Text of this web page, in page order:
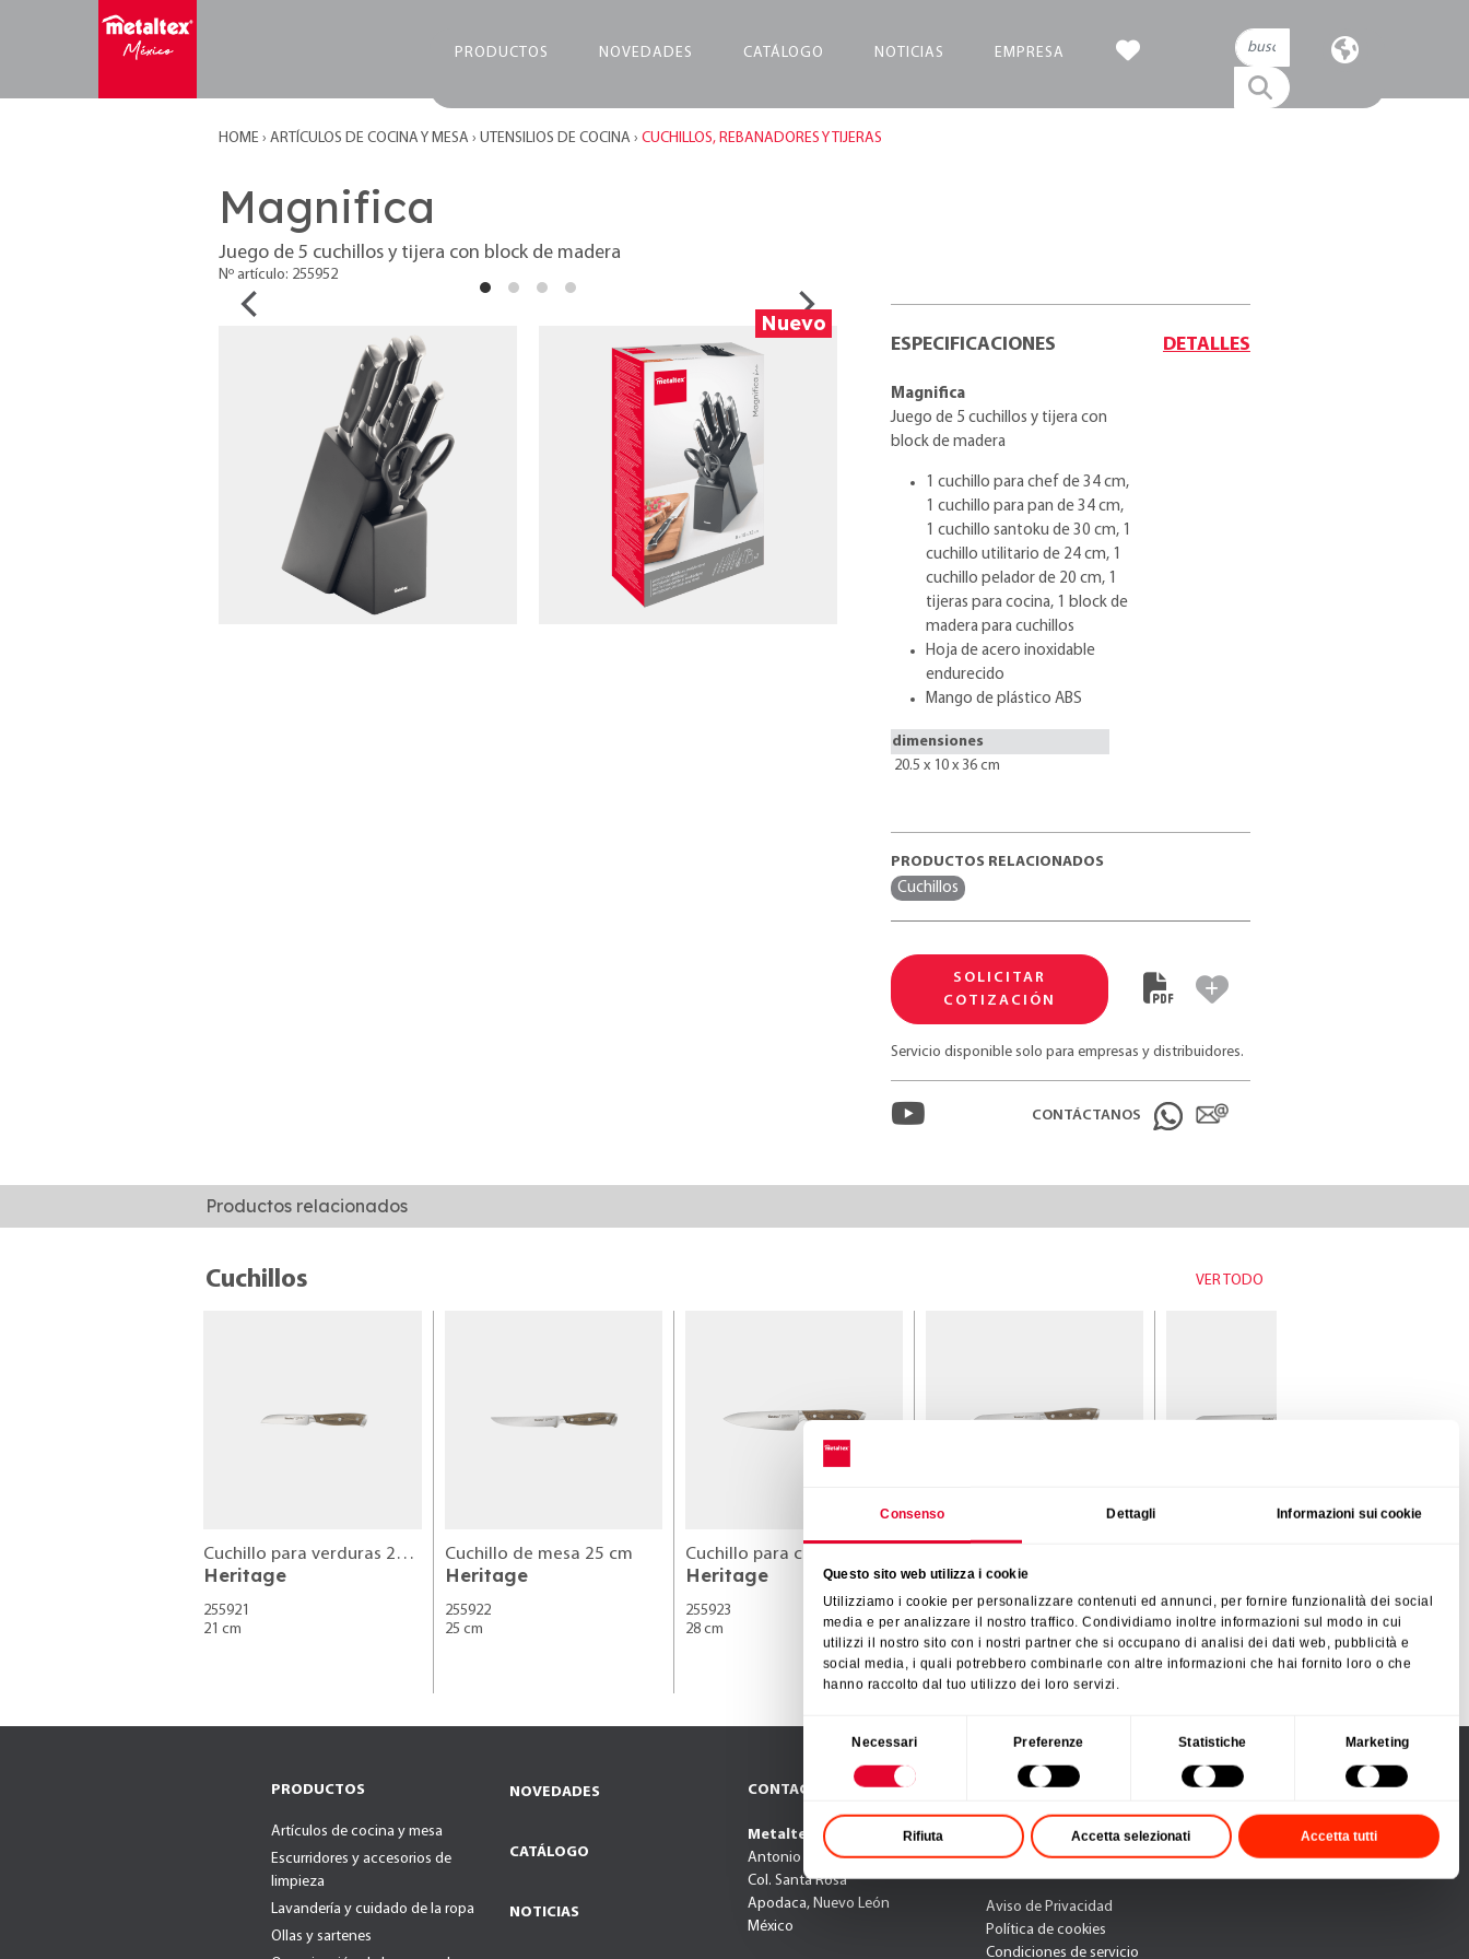
Consenso Dettagli Informazioni sui cookie
Questo sito web utilizza i cookie
Utilizziamo i cookie per personalizzare contenuti ed annunci, per fornire funzionalità dei social
media e per analizzare il nostro traffico. Condividiamo inoltre informazioni sul modo in cui
utilizzi il nostro sito con i nostri partner che si occupano di analisi dei dati web, pubblicità e
social media, i quali potrebbero combinarle con altre informazioni che hai fornito loro o che
hanno raccolto dal tuo utilizzo dei loro servizi.
Selezione
consenso
Necessari Preferenze Statistiche Marketing
Rifiuta Accetta selezionati Accetta tutti
PRODUCTOS NOVEDADES CATÁLOGO NOTICIAS EMPRESA
HOME › ARTÍCULOS DE COCINA Y MESA › UTENSILIOS DE COCINA › CUCHILLOS, REBANADORES Y TIJERAS
Magnifica
Juego de 5 cuchillos y tijera con block de madera
Nº artículo: 255952
Nuevo
ESPECIFICACIONES DETALLES
Magnifica
Juego de 5 cuchillos y tijera con
block de madera
1 cuchillo para chef de 34 cm,
1 cuchillo para pan de 34 cm,
1 cuchillo santoku de 30 cm, 1
cuchillo utilitario de 24 cm, 1
cuchillo pelador de 20 cm, 1
tijeras para cocina, 1 block de
madera para cuchillos
Hoja de acero inoxidable
endurecido
Mango de plástico ABS
dimensiones
20.5 x 10 x 36 cm
PRODUCTOS RELACIONADOS
Cuchillos
SOLICITAR
COTIZACIÓN
Servicio disponible solo para empresas y distribuidores.
CONTÁCTANOS
Productos relacionados
Cuchillos VER TODO
Cuchillo para verduras 21 cm
Heritage
255921
21 cm
Cuchillo de mesa 25 cm
Heritage
255922
25 cm
Cuchillo para chef 28 cm
Heritage
255923
28 cm
Heritage
255926
25 cm
255928
33 cm
255932
PRODUCTOS
Artículos de cocina y mesa
Escurridores y accesorios de
limpieza
Lavandería y cuidado de la ropa
Ollas y sartenes
NOVEDADES
CATÁLOGO
NOTICIAS
CONTACTO
Metaltex México
Antonio E. Marcos 46
Col. Santa Rosa
Apodaca, Nuevo León
México
SÍGUENOS
Aviso de Privacidad
Política de cookies
Condiciones de servicio